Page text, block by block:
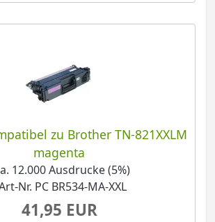
zu Brother TN-821XXLM
magenta
12.000 Ausdrucke (5%)
Nr. PC BR534-MA-XXL
41,95 EUR